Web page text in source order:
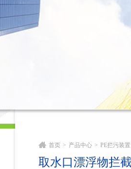
首页 > 产品中心 > PE拦污装置
取水口漂浮物拦